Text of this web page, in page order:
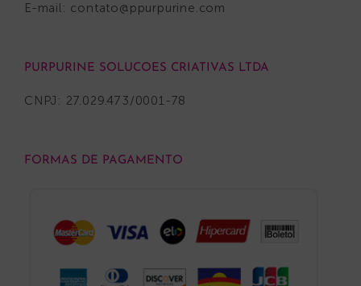
E-mail: contato@ppurpurine.com
PURPURINE SOLUCOES CRIATIVAS LTDA
CNPJ: 27.029.473/0001-78
FORMAS DE PAGAMENTO